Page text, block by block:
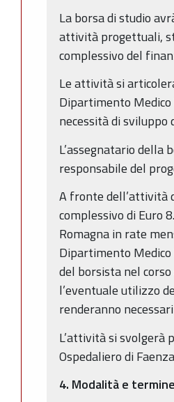
La borsa di studio
attività progettuali,
complessivo del
Le attività si
Dipartimento
necessità di
L’assegnatario della
responsabile del
A fronte dell’attività
complessivo di Euro
Romagna in rate
Dipartimento
del borsista nel
l’eventuale utilizzo
renderanno
L’attività si svolgerà
Ospedaliero di
4. Modalità e